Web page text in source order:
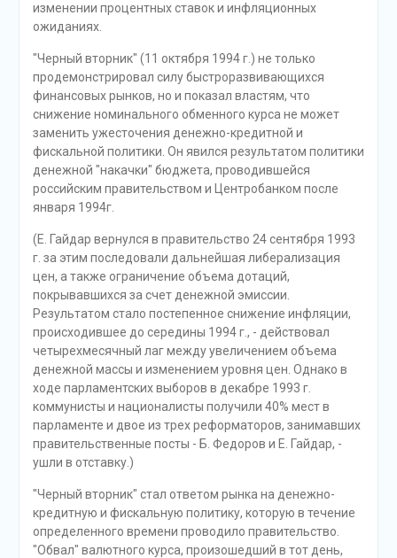
изменении процентных ставок и инфляционных
ожиданиях.
"Черный вторник" (11 октября 1994 г.) не только
продемонстрировал силу быстроразвивающихся
финансовых рынков, но и показал властям, что
снижение номинального обменного курса не может
заменить ужесточения денежно-кредитной и
фискальной политики. Он явился результатом политики
денежной "накачки" бюджета, проводившейся
российским правительством и Центробанком после
января 1994г.
(Е. Гайдар вернулся в правительство 24 сентября 1993
г. за этим последовали дальнейшая либерализация
цен, а также ограничение объема дотаций,
покрывавшихся за счет денежной эмиссии.
Результатом стало постепенное снижение инфляции,
происходившее до середины 1994 г., - действовал
четырехмесячный лаг между увеличением объема
денежной массы и изменением уровня цен. Однако в
ходе парламентских выборов в декабре 1993 г.
коммунисты и националисты получили 40% мест в
парламенте и двое из трех реформаторов, занимавших
правительственные посты - Б. Федоров и Е. Гайдар, -
ушли в отставку.)
"Черный вторник" стал ответом рынка на денежно-
кредитную и фискальную политику, которую в течение
определенного времени проводило правительство.
"Обвал" валютного курса, произошедший в тот день,